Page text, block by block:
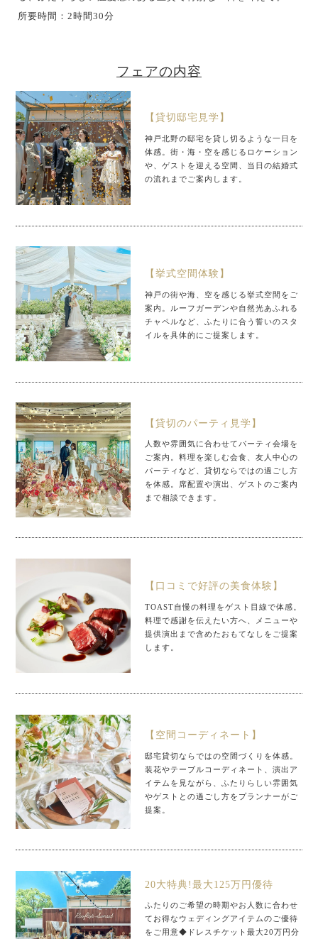
所要時間：2時間30分
フェアの内容
【貸切邸宅見学】
神戸北野の邸宅を貸し切るような一日を
体感。街・海・空を感じるロケーション
や、ゲストを迎える空間、当日の結婚式
の流れまでご案内します。
【挙式空間体験】
神戸の街や海、空を感じる挙式空間をご
案内。ルーフガーデンや自然光あふれる
チャペルなど、ふたりに合う誓いのスタ
イルを具体的にご提案します。
【貸切のパーティ見学】
人数や雰囲気に合わせてパーティ会場を
ご案内。料理を楽しむ会食、友人中心の
パーティなど、貸切ならではの過ごし方
を体感。席配置や演出、ゲストのご案内
まで相談できます。
【口コミで好評の美食体験】
TOAST自慢の料理をゲスト目線で体感。
料理で感謝を伝えたい方へ、メニューや
提供演出まで含めたおもてなしをご提案
します。
【空間コーディネート】
邸宅貸切ならではの空間づくりを体感。
装花やテーブルコーディネート、演出ア
イテムを見ながら、ふたりらしい雰囲気
やゲストとの過ごし方をプランナーがご
提案。
20大特典!最大125万円優待
ふたりのご希望の時期やお人数に合わせ
てお得なウェディングアイテムのご優待
をご用意◆ドレスチケット最大20万円分